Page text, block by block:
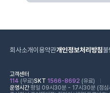
회사소개이용약관개인정보처리방침불
고객센터
114 (무료)SKT 1566-8692 (유료)
운영시간평일 09시30분 - 17시30분 (점심